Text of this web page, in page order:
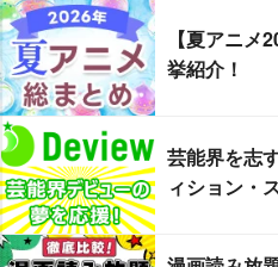
【夏アニ
挙紹介！
芸能界を志
ィション・